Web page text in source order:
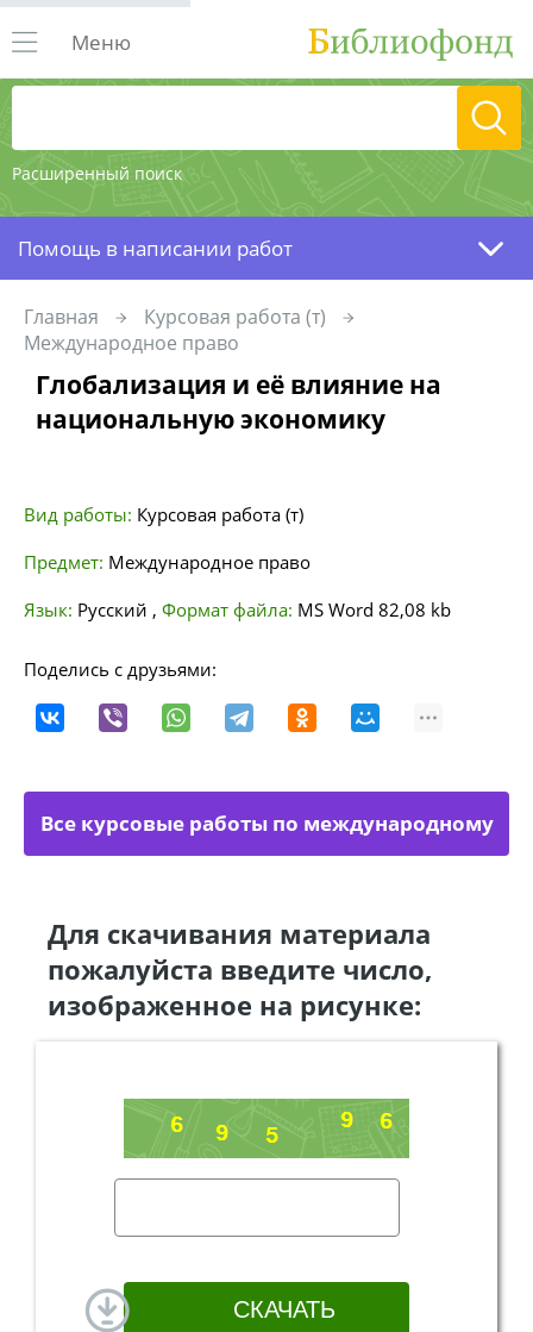
Расширенный поиск
Меню
Помощь в написании работ
Главная
Курсовая работа (т)
Международное право
Глобализация и её влияние на
национальную экономику
Вид работы: Курсовая работа (т)
Предмет: Международное право
Язык: Русский , Формат файла: MS Word 82,08 kb
Поделись с друзьями:
Все курсовые работы по международному
Для скачивания материала
пожалуйста введите число,
изображенное на рисунке: